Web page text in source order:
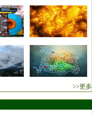
>>更多